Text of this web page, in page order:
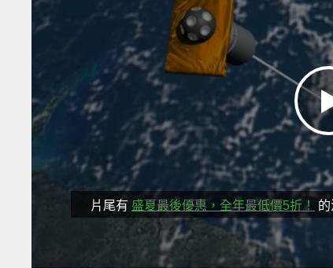
片尾有 盛夏最後優惠，全年最低價5折！ 的